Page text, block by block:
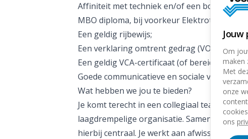
Affiniteit met techniek en/of een
MBO diploma, bij voorkeur Elektrotechniek
Een geldig rijbewijs;
Een verklaring omtrent gedrag (VOG);
Een geldig VCA-certificaat (of bereidheid dit
Goede communicatieve en sociale
Wat hebben we jou te bieden?
Je komt terecht in een collegiaal team
laagdrempelige organisatie. Samenwerken
hierbij centraal. Je werkt aan afwisselende
Jouw
Om
maken
Met
onze
ons